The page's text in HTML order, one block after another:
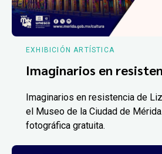
EXHIBICIÓN ARTÍSTICA
Imaginarios en
Imaginarios en resistencia de
el Museo de la Ciudad de
fotográfica gratuita.